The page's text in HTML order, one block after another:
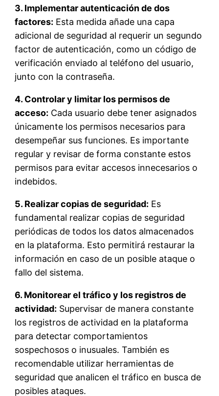
3. Implementar autenticación de dos
factores: Esta medida añade una capa
adicional de seguridad al requerir un segundo
factor de autenticación, como un código de
verificación enviado al teléfono del usuario,
junto con la contraseña.
4. Controlar y limitar los permisos de
acceso: Cada usuario debe tener asignados
únicamente los permisos necesarios para
desempeñar sus funciones. Es importante
regular y revisar de forma constante estos
permisos para evitar accesos innecesarios o
indebidos.
5. Realizar copias de seguridad: Es
fundamental realizar copias de seguridad
periódicas de todos los datos almacenados
en la plataforma. Esto permitirá restaurar la
información en caso de un posible ataque o
fallo del sistema.
6. Monitorear el tráfico y los registros de
actividad: Supervisar de manera constante
los registros de actividad en la plataforma
para detectar comportamientos
sospechosos o inusuales. También es
recomendable utilizar herramientas de
seguridad que analicen el tráfico en busca de
posibles ataques.